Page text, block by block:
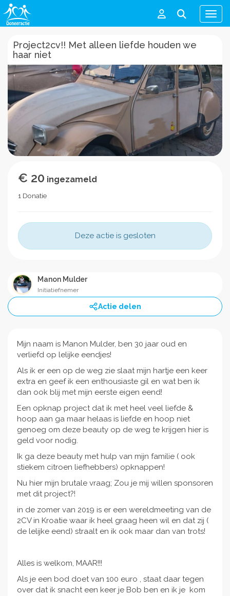
Menu
Project2cv!! Met alleen liefde houden we
haar niet
€ 20 ingezameld
1 Donatie
Deze actie is gesloten
Manon Mulder
Initiatiefnemer
Actie delen
Mijn naam is Manon Mulder, ben 30 jaar oud en
verliefd op lelijke eendjes!
Als ik er een op de weg zie slaat mijn hartje een keer
extra en geef ik een enthousiaste gil en wat ben ik
dan ook blij met mijn eerste eigen eend!
Een opknap project dat ik met heel veel liefde &
hoop aan ga maar helaas is liefde en hoop niet
genoeg om deze beauty op de weg te krijgen hier is
geld voor nodig.
Ik ga deze beauty met hulp van mijn familie ( ook
stiekem citroen liefhebbers) opknappen!
Nu hier mijn brutale vraag; Zou je mij willen sponsoren
met dit project?!
in de zomer van 2019 is er een wereldmeeting van de
2CV in Kroatie waar ik heel graag heen wil en dat zij (
de lelijke eend) straalt en ik ook maar dan van trots!
Alles is welkom, MAAR!!!
Als je een bod doet van 100 euro , staat daar tegen
over dat ik snacht een keer je Bob ben en ik je kom